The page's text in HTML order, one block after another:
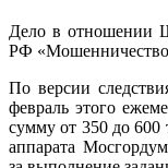
Дело в отношении
РФ «Мошенничество
По версии
февраль этого
сумму от 350 до 600
аппарата